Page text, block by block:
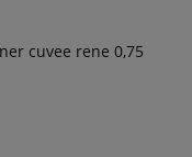
cuvee rene 0,75